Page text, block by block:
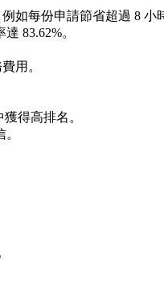
如每份申請節省超過 8 小
83.62%。
用。
得高排名。